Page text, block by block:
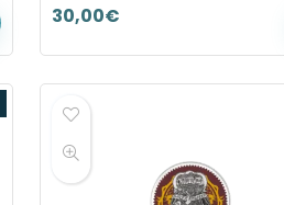
30,00€